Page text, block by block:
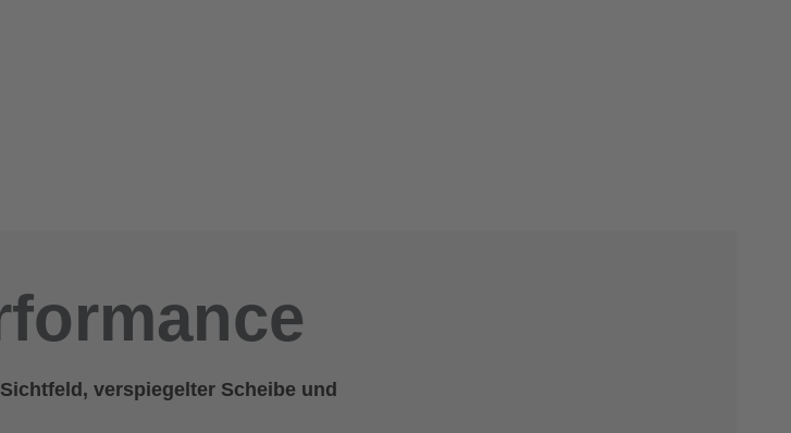
verspiegelter Scheibe und